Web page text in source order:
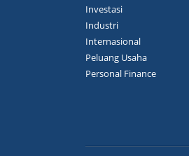
Investasi
Industri
Internasional
Peluang Usaha
Personal Finance